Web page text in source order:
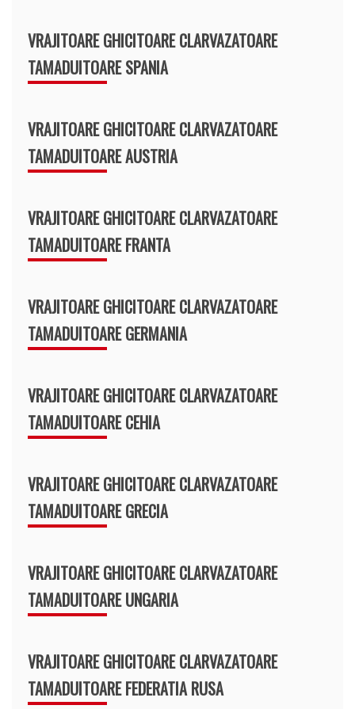
VRAJITOARE GHICITOARE CLARVAZATOARE
TAMADUITOARE SPANIA
VRAJITOARE GHICITOARE CLARVAZATOARE
TAMADUITOARE AUSTRIA
VRAJITOARE GHICITOARE CLARVAZATOARE
TAMADUITOARE FRANTA
VRAJITOARE GHICITOARE CLARVAZATOARE
TAMADUITOARE GERMANIA
VRAJITOARE GHICITOARE CLARVAZATOARE
TAMADUITOARE CEHIA
VRAJITOARE GHICITOARE CLARVAZATOARE
TAMADUITOARE GRECIA
VRAJITOARE GHICITOARE CLARVAZATOARE
TAMADUITOARE UNGARIA
VRAJITOARE GHICITOARE CLARVAZATOARE
TAMADUITOARE FEDERATIA RUSA